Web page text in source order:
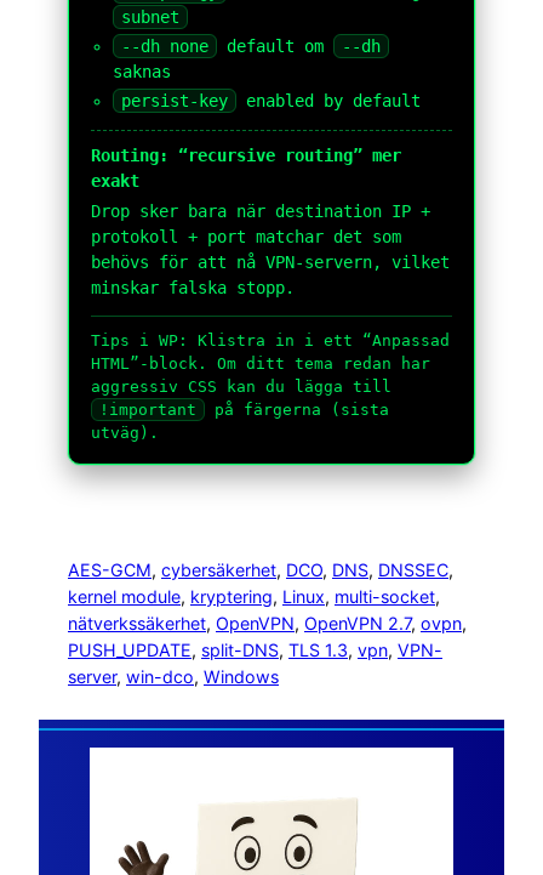
subnet
--dh none
default om
--dh
saknas
persist-key
enabled by default
Routing: “recursive routing” mer
exakt
Drop sker bara när destination IP +
protokoll + port matchar det som
behövs för att nå VPN-servern, vilket
minskar falska stopp.
Tips i WP: Klistra in i ett “Anpassad
HTML”-block. Om ditt tema redan har
aggressiv CSS kan du lägga till
!important
på färgerna (sista
utväg).
AES-GCM, cybersäkerhet, DCO, DNS, DNSSEC
kernel module, kryptering, Linux, multi-socket
nätverkssäkerhet, OpenVPN, OpenVPN 2.7, ovpn
PUSH_UPDATE, split-DNS, TLS 1.3, vpn, VPN-
server, win-dco, Windows